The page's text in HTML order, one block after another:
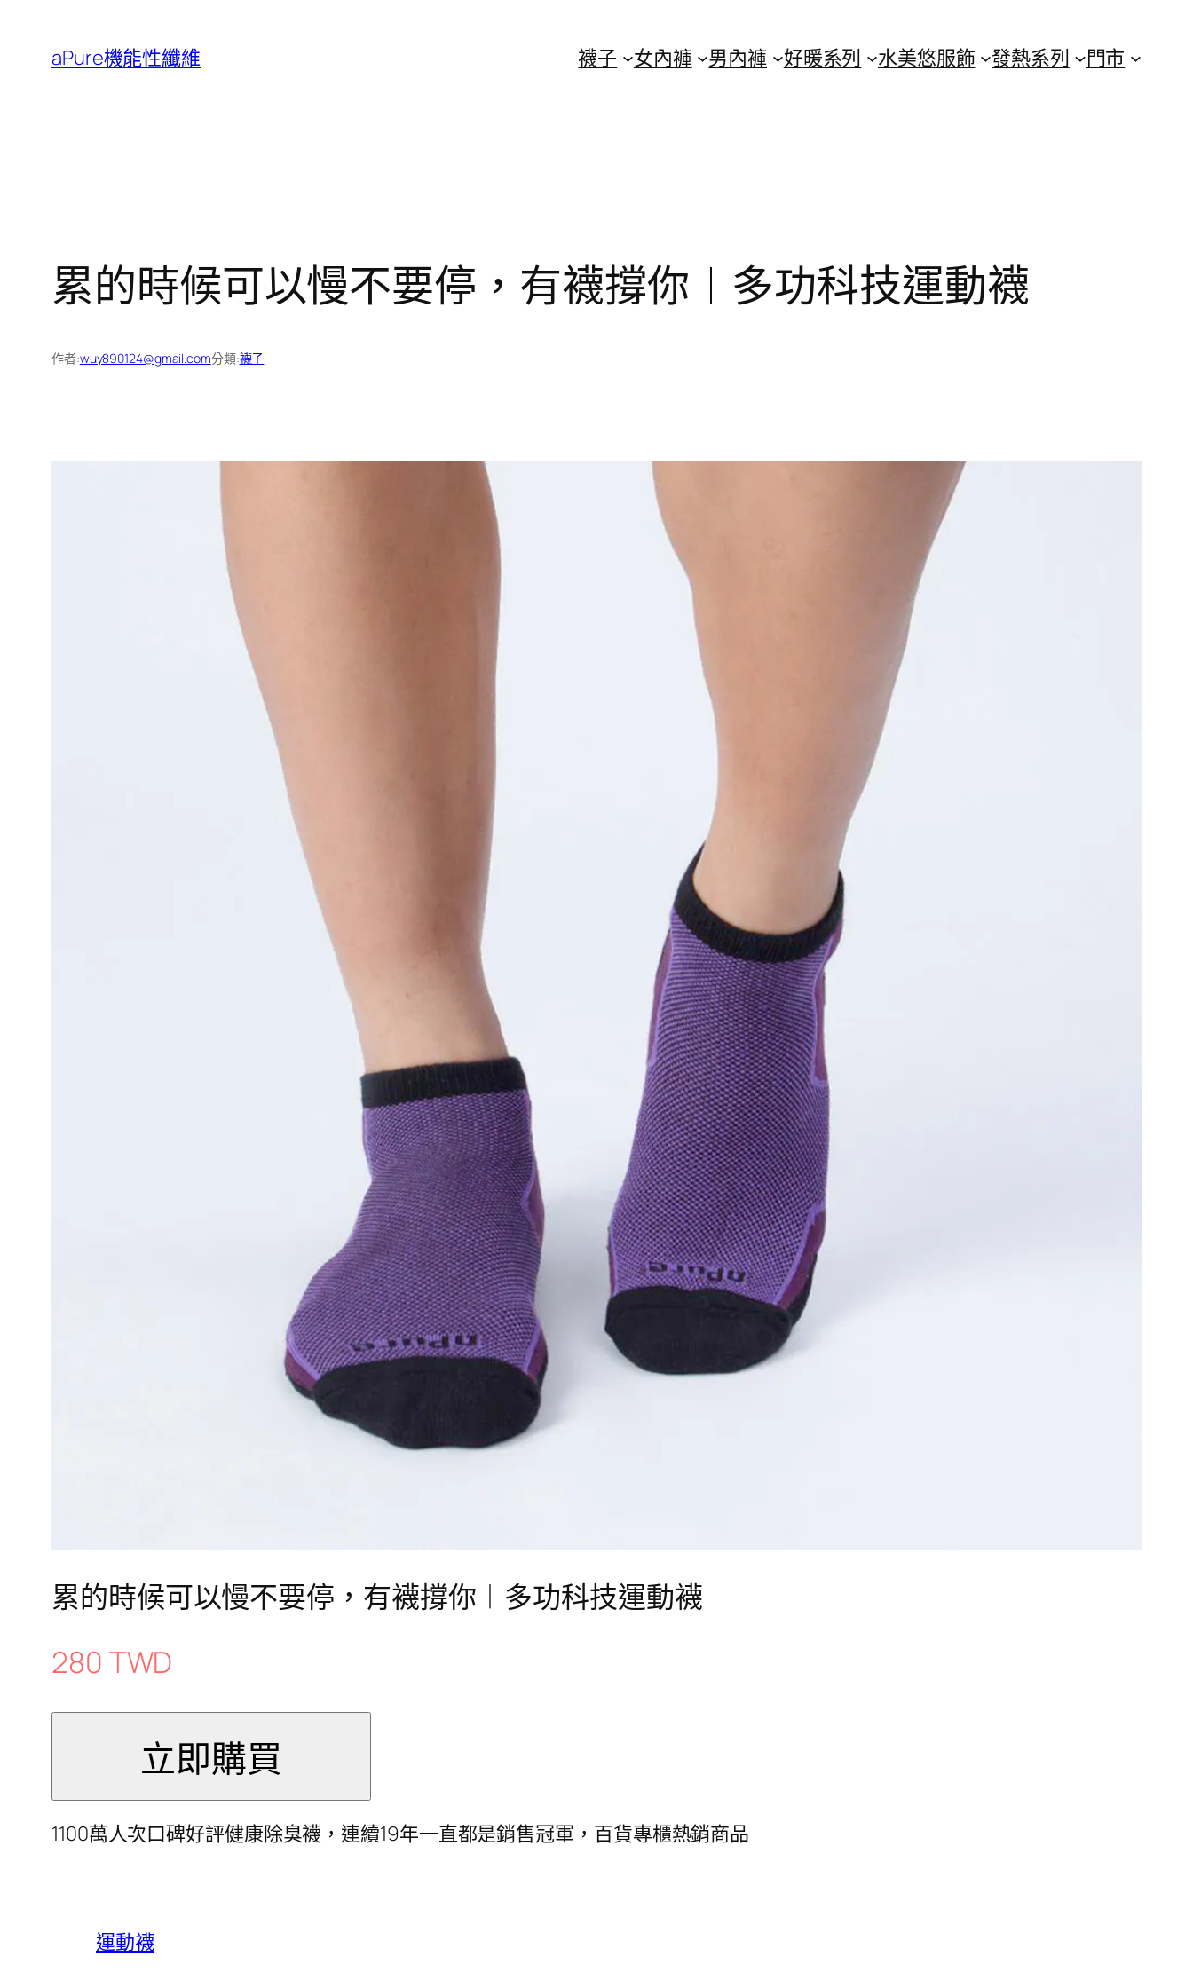
aPure機能性纖維 襪子 女內褲 男內褲 好暖系列 水美悠服飾 發熱系列 門市
累的時候可以慢不要停，有襪撐你︱多功科技運動襪
作者:wuy890124@gmail.com分類:襪子
累的時候可以慢不要停，有襪撐你︱多功科技運動襪
280 TWD
1100萬人次口碑好評健康除臭襪，連續19年一直都是銷售冠軍，百貨專櫃熱銷商品
運動襪